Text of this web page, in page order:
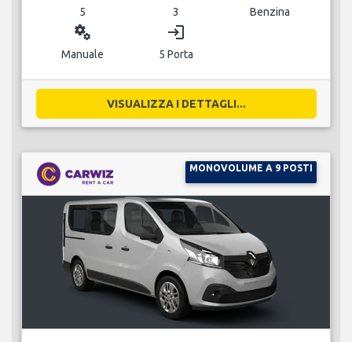
5 3 Benzina
miscellaneous_services
Manuale
login
5 Porta
VISUALIZZA I DETTAGLI...
MONOVOLUME A 9 POSTI